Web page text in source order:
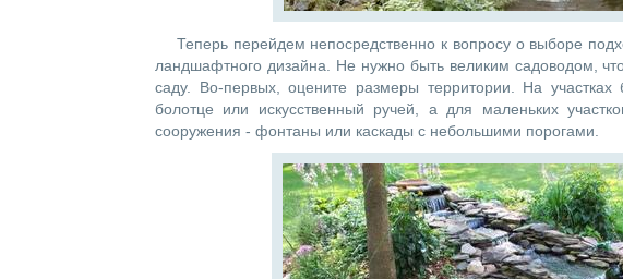
Теперь перейдем непосредственно к вопросу о выборе
ландшафтного дизайна. Не нужно быть великим садоводом,
саду. Во-первых, оцените размеры территории. На
болотце или искусственный ручей, а для маленьких
сооружения - фонтаны или каскады с небольшими порогами.